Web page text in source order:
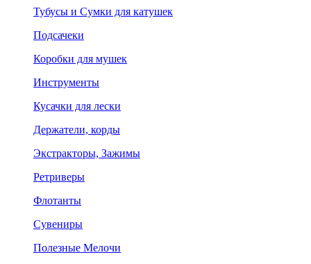
Тубусы и Сумки для катушек
Подсачеки
Коробки для мушек
Инструменты
Кусачки для лески
Держатели, корды
Экстракторы, Зажимы
Ретриверы
Флотанты
Сувениры
Полезные Мелочи